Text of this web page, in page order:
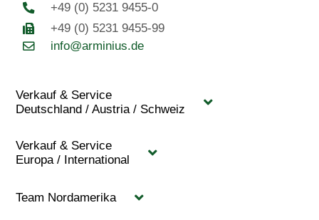
+49 (0) 5231 9455-0
+49 (0) 5231 9455-99
info@arminius.de
Verkauf & Service
Deutschland / Austria / Schweiz
Verkauf & Service
Europa / International
Team Nordamerika